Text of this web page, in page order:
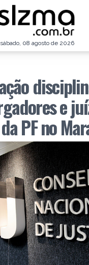
sábado, 08 agosto de 2026
e
PF no